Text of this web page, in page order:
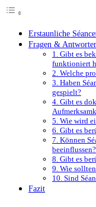
Erstaunliche
Fragen &
1. Gibt es
funktioniert
2. Welche
3. Haben
gespielt?
4. Gibt es
5. Wie wird
6. Gibt es
7. Können
beeinflussen?
8. Gibt es
9. Wie
10. Sind
Fazit